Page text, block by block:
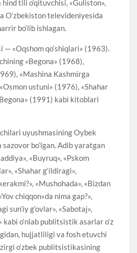
tili o‘qituvchisi, «Guliston»,
O‘zbekiston televideniyesida
bo‘lib ishlagan.
«Oqshom qo‘shiqlari» (1963).
«Begona» (1968),
«Mashina Kashmirga
ustuni» (1976), «Shahar
(1991) kabi kitoblari
uyushmasining Oybek
bo‘lgan. Adib yaratgan
«Buyruq», «Pskom
«Shahar g‘ildiragi»,
«Mushohada», «Bizdan
chiqqon»da nima gap?»,
sun’iy g‘ovlar», «Sabotaj»,
kabi o‘nlab publitsistik asarlar o‘z
hujjatliligi va fosh etuvchi
o‘zbek publitsistikasining